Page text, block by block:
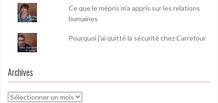
Ce que le mépris m’a appris sur les relations
humaines
Pourquoi j'ai quitté la sécurité chez Carrefour
Archives
Archives